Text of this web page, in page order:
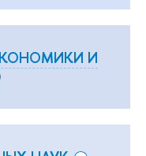
И